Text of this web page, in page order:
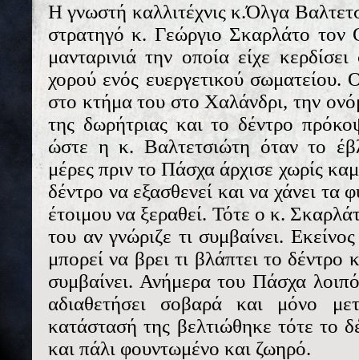
Η γνωστή καλλιτέχνις κ.Όλγα
στρατηγό κ. Γεώργιο Σκαρλάτο τον
μανταρινιά την οποία είχε
χορού ενός ευεργετικού σωματείου.
στο κτήμα του στο Χαλάνδρι, την
της δωρήτριας και το δέντρο
ώστε η κ. Βαλτετσιώτη όταν το
μέρες πριν το Πάσχα άρχισε χωρίς
δέντρο να εξασθενεί και να χάνει τα
έτοιμου να ξεραθεί. Τότε ο κ.
του αν γνώριζε τι συμβαίνει.
μπορεί να βρει τι βλάπτει το δέντρο
συμβαίνει. Ανήμερα του Πάσχα
αδιαθετήσει σοβαρά και μόνο
κατάστασή της βελτιώθηκε τότε το
και πάλι φουντωμένο και ζωηρό.